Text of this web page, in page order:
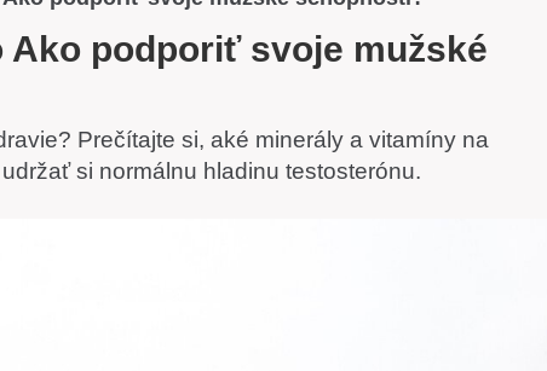
Ako podporiť svoje mužské
Prečítajte si, aké minerály a vitamíny na
si normálnu hladinu testosterónu.